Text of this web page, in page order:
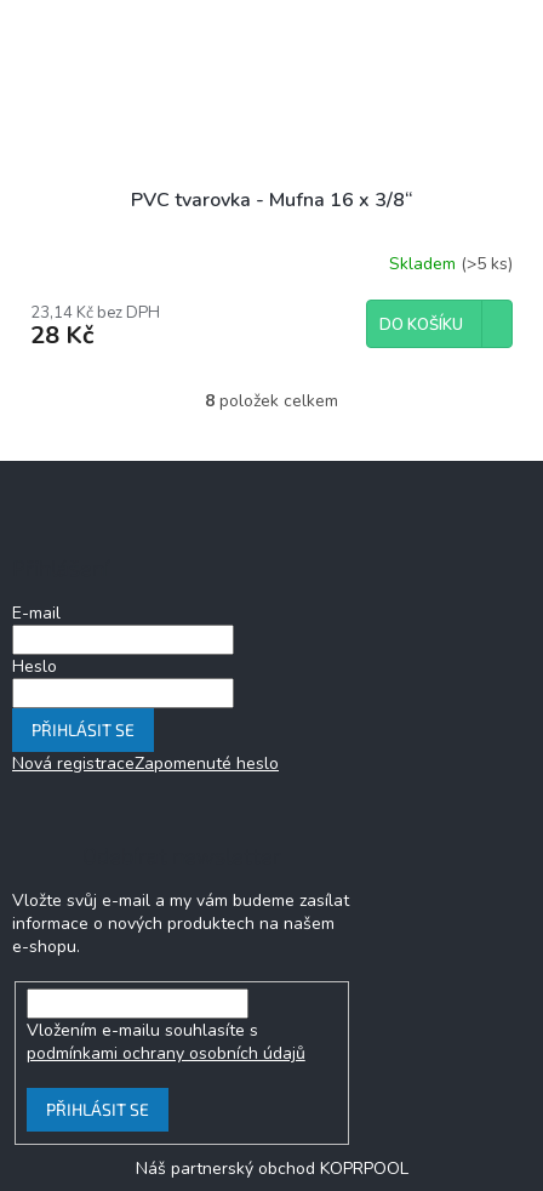
PVC tvarovka - Mufna 16 x 3/8“
Skladem (>5 ks)
23,14 Kč bez DPH
28 Kč DO KOŠÍKU
O
l
p
i
8 položek celkem
E-mail
Heslo
PŘIHLÁSIT SE
Nová registraceZapomenuté heslo
Vložte svůj e-mail a my vám budeme zasílat
informace o nových produktech na našem
e-shopu.
Vložením e-mailu souhlasíte s
podmínkami ochrany osobních údajů
PŘIHLÁSIT SE
Náš partnerský obchod KOPRPOOL